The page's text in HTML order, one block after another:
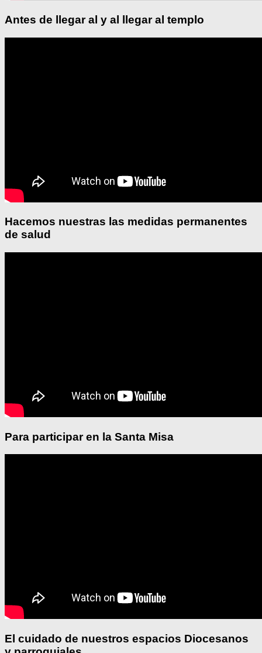
Antes de llegar al y al llegar al templo
Hacemos nuestras las medidas permanentes
de salud
Para participar en la Santa Misa
El cuidado de nuestros espacios Diocesanos